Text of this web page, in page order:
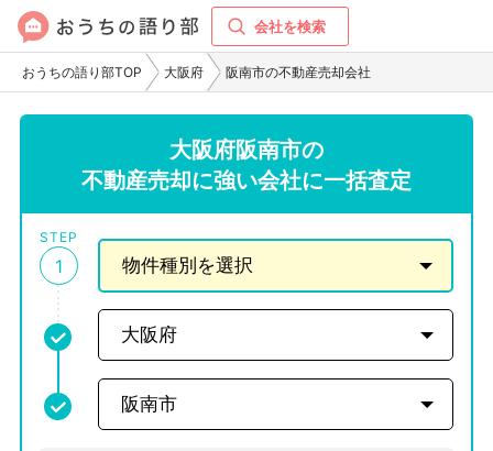
会社を検索
おうちの語り部TOP 大阪府 阪南市の不動産売却会社
大阪府阪南市の
不動産売却に強い会社に一括査定
STEP
1